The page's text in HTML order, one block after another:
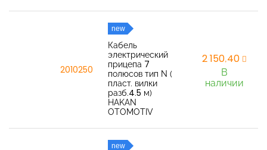
2010250
new
Кабель
электрический
прицепа 7
полюсов тип N (
пласт. вилки
разб.4.5 м)
HAKAN
OTOMOTIV
2 150,40
В
наличии
new